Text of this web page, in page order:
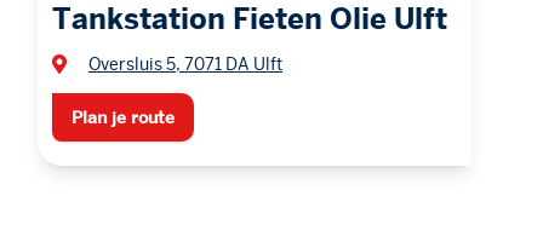
Tankstation Fieten Olie Ulft
Oversluis 5, 7071 DA Ulft
Plan je route